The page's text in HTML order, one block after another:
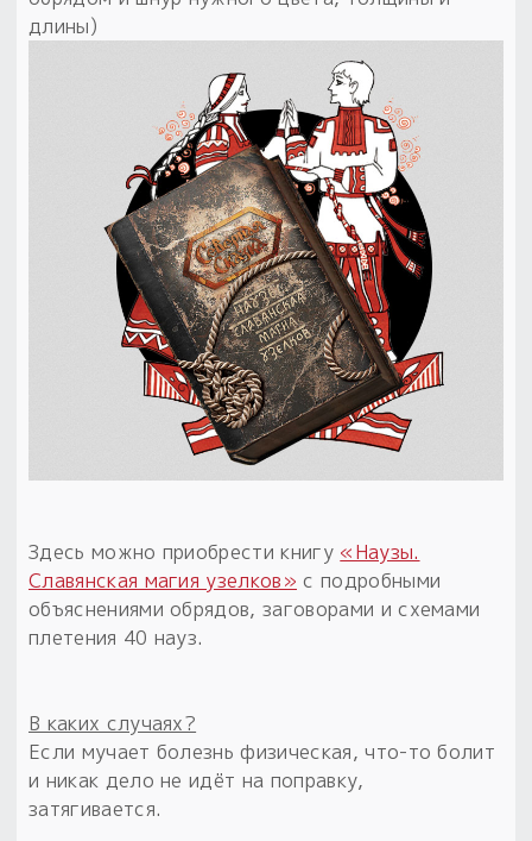
Пыльный сундучок
большое обновление
Товары со скидкой
Товары недели
Безоплатная доставка
на заказ от 4 тыс. руб. со скидкой
Оберег в подарок
к заказу от 3 тыс. руб.
длины)
Здесь можно приобрести книгу «Наузы.
Славянская магия узелков» с подробными
объяснениями обрядов, заговорами и схемами
плетения 40 науз.
В каких случаях?
Если мучает болезнь физическая, что-то болит
и никак дело не идёт на поправку,
затягивается.